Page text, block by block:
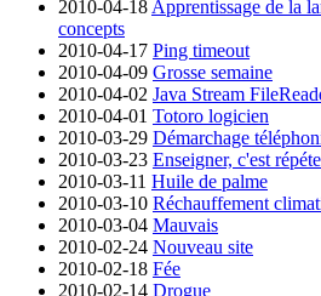
2010-04-18 Apprentissage de la
concepts
2010-04-17 Ping timeout
2010-04-09 Grosse semaine
2010-04-02 Java Stream
2010-04-01 Totoro logicien
2010-03-29 Démarchage
2010-03-23 Enseigner, c'est
2010-03-11 Huile de palme
2010-03-10 Réchauffement
2010-03-04 Mauvais
2010-02-24 Nouveau site
2010-02-18 Fée
2010-02-14 Drogue